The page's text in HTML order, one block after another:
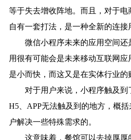
等于失去增收阵地。而且，对于
自有一套打法，是一种全新的连接
微信小程序未来的应用空间还
用很有可能会是未来移动互联网
是小而快，而这又是在实体行业的
对于用户来说，小程序触及到
H5、APP无法触及到的地方，概
户解决一些特殊需求的。
这意味着，餐馆可以去掉厚厚